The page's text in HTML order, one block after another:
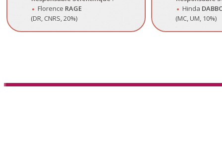
Florence RAGE
(DR, CNRS, 20%)
Hinda
(MC, UM, 10%)